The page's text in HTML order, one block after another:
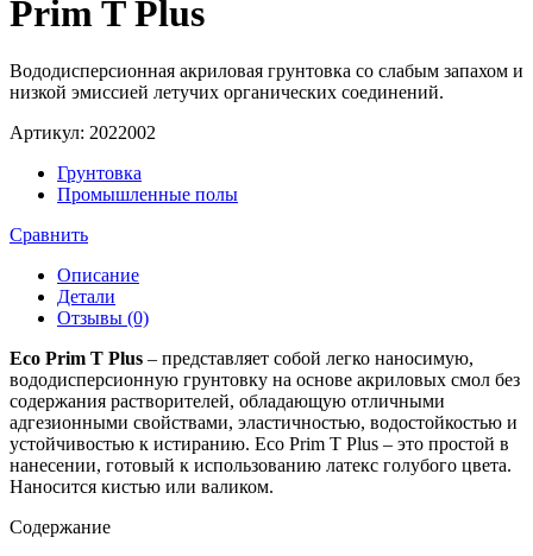
Prim T Plus
Вододисперсионная акриловая грунтовка со слабым запахом и
низкой эмиссией летучих органических соединений.
Артикул: 2022002
Грунтовка
Промышленные полы
Сравнить
Описание
Детали
Отзывы (0)
Eco Prim T Plus – представляет собой легко наносимую,
вододисперсионную грунтовку на основе акриловых смол без
содержания растворителей, обладающую отличными
адгезионными свойствами, эластичностью, водостойкостью и
устойчивостью к истиранию. Eco Prim T Plus – это простой в
нанесении, готовый к использованию латекс голубого цвета.
Наносится кистью или валиком.
Содержание